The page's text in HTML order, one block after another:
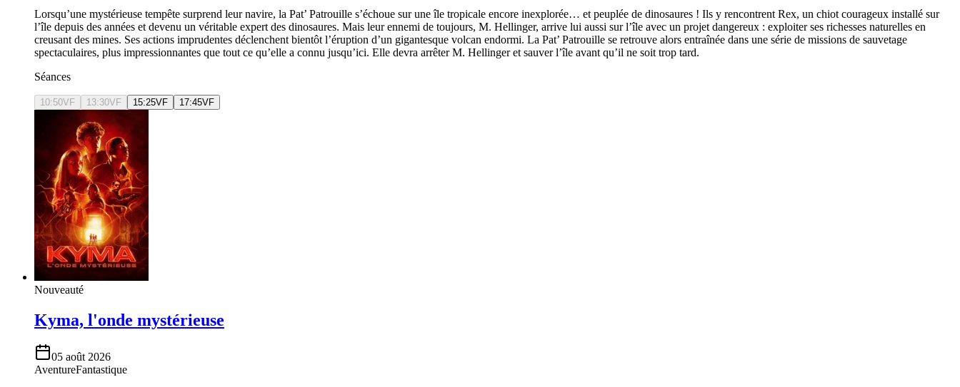
Lorsqu’une mystérieuse tempête surprend leur navire, la Pat’ Patrouille s’échoue sur une île tropicale encore inexplorée… et peuplée de dinosaures ! Ils y rencontrent Rex, un chiot courageux installé sur
l’île depuis des années et devenu un véritable expert des dinosaures. Mais leur ennemi de toujours, M. Hellinger, arrive lui aussi sur l’île avec un projet dangereux : exploiter ses richesses naturelles en
creusant des mines. Ses actions imprudentes déclenchent bientôt l’éruption d’un gigantesque volcan endormi. La Pat’ Patrouille se retrouve alors entraînée dans une série de missions de sauvetage
spectaculaires, plus impressionnantes que tout ce qu’elle a connu jusqu’ici. Elle devra arrêter M. Hellinger et sauver l’île avant qu’il ne soit trop tard.
Séances
10:50VF 13:30VF 15:25VF 17:45VF
Nouveauté
Kyma, l'onde mystérieuse
05 août 2026
AventureFantastique